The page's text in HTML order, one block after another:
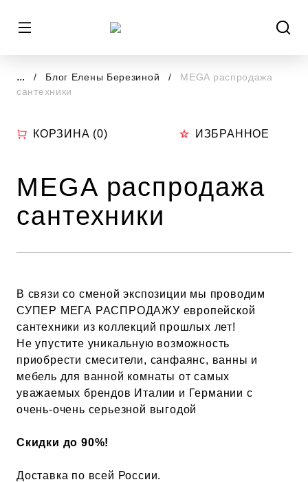
... Блог Елены Березиной
MEGA распродажа
сантехники
КОРЗИНА (0) ИЗБРАННОЕ
MEGA распродажа
сантехники
В связи со сменой экспозиции мы проводим
СУПЕР МЕГА РАСПРОДАЖУ европейской
сантехники из коллекций прошлых лет!
Не упустите уникальную возможность
приобрести смесители, санфаянс, ванны и
мебель для ванной комнаты от самых
уважаемых брендов Италии и Германии с
очень-очень серьезной выгодой
Скидки до 90%!
Доставка по всей России.